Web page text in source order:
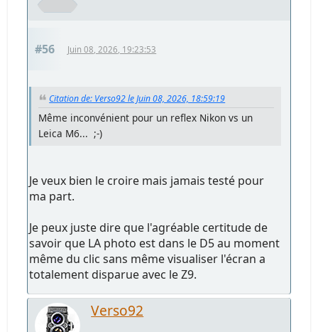
#56 Juin 08, 2026, 19:23:53
Citation de: Verso92 le Juin 08, 2026, 18:59:19
Même inconvénient pour un reflex Nikon vs un
Leica M6... ;-)
Je veux bien le croire mais jamais testé pour
ma part.
Je peux juste dire que l'agréable certitude de
savoir que LA photo est dans le D5 au moment
même du clic sans même visualiser l'écran a
totalement disparue avec le Z9.
Verso92